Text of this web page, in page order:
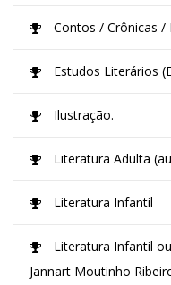
Contos / Crônicas /
Estudos Literários
Ilustração.
Literatura Adulta
Literatura Infantil
Literatura Infantil
Jannart Moutinho